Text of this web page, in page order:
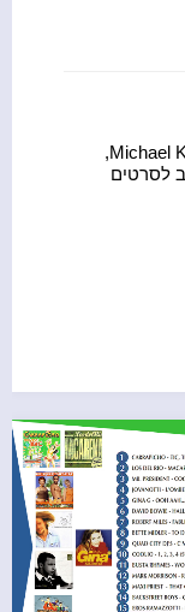
ב-1990 עבד המלחין האמריקני Michael Kamen,
לסרטים